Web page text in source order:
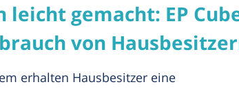
gemacht: EP
von
erhalten Hausbesitzer eine